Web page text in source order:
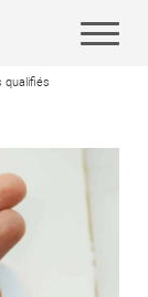
qualifiés